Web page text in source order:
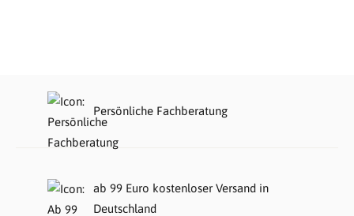
Persönliche Fachberatung
ab 99 Euro kostenloser Versand in
Deutschland